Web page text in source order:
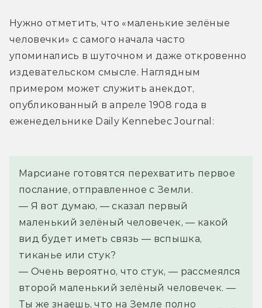
Нужно отметить, что «маленькие зелёные
человечки» с самого начала часто
упоминались в шуточном и даже откровенно
издевательском смысле. Наглядным
примером может служить анекдот,
опубликованный в апреле 1908 года в
еженедельнике Daily Kennebec Journal:
Марсиане готовятся перехватить первое
послание, отправленное с Земли.
— Я вот думаю, — сказал первый
маленький зелёный человечек, — какой
вид будет иметь связь — вспышка,
тиканье или стук?
— Очень вероятно, что стук, — рассмеялся
второй маленький зелёный человечек. —
Ты же знаешь, что на Земле полно